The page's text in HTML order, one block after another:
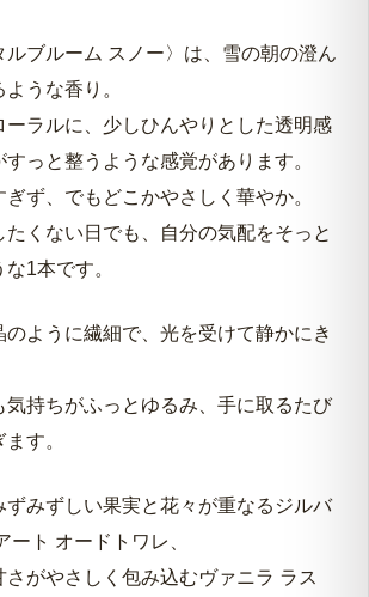
ブルーム スノー〉は、雪の朝の澄ん
うな香り。
ーラルに、少しひんやりとした透明感
っと整うような感覚があります。
ず、でもどこかやさしく華やか。
くない日でも、自分の気配をそっと
1本です。
のように繊細で、光を受けて静かにき
気持ちがふっとゆるみ、手に取るたび
す。
ずみずしい果実と花々が重なるジルバ
ート オードトワレ、
さがやさしく包み込むヴァニラ ラス